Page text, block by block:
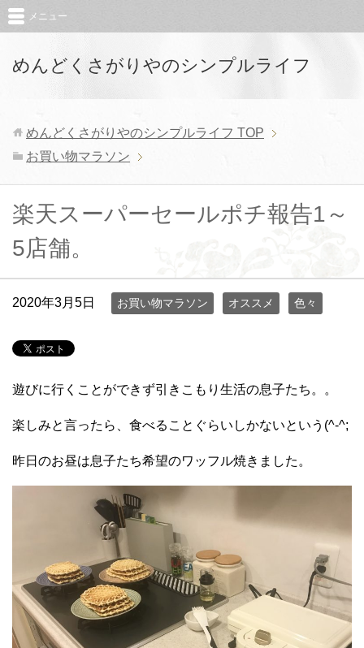
めんどくさがりやのシンプルライフ
メニュー
めんどくさがりやのシンプルライフ TOP
お買い物マラソン
楽天スーパーセールポチ報告1～
5店舗。
2020年3月5日 お買い物マラソン オススメ 色々
遊びに行くことができず引きこもり生活の息子たち。。
楽しみと言ったら、食べることぐらいしかないという(^-^;
昨日のお昼は息子たち希望のワッフル焼きました。